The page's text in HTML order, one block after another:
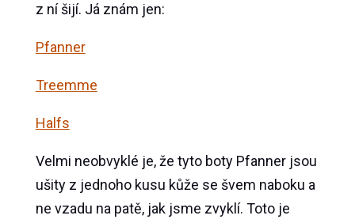
z ní šijí. Já znám jen:
Pfanner
Treemme
Halfs
Velmi neobvyklé je, že tyto boty Pfanner jsou
ušity z jednoho kusu kůže se švem naboku a
ne vzadu na patě, jak jsme zvyklí. Toto je